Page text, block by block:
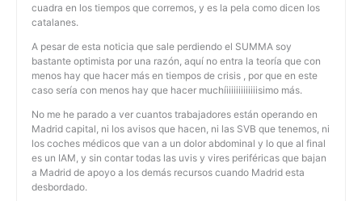
cuadra en los tiempos que corremos, y es la pela como dicen los
catalanes.
A pesar de esta noticia que sale perdiendo el SUMMA soy
bastante optimista por una razón, aquí no entra la teoría que con
menos hay que hacer más en tiempos de crisis , por que en este
caso sería con menos hay que hacer muchíiiiiiiiiiiiiisimo más.
No me he parado a ver cuantos trabajadores están operando en
Madrid capital, ni los avisos que hacen, ni las SVB que tenemos, ni
los coches médicos que van a un dolor abdominal y lo que al final
es un IAM, y sin contar todas las uvis y vires periféricas que bajan
a Madrid de apoyo a los demás recursos cuando Madrid esta
desbordado.